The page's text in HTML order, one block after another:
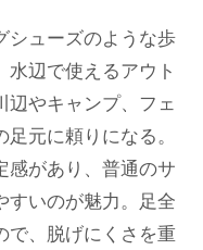
シューズのような歩
辺で使えるアウト
辺やキャンプ、フェ
元に頼りになる。
感があり、普通のサ
すいのが魅力。足全
で、脱げにくさを重